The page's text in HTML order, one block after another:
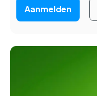
Aanmelden